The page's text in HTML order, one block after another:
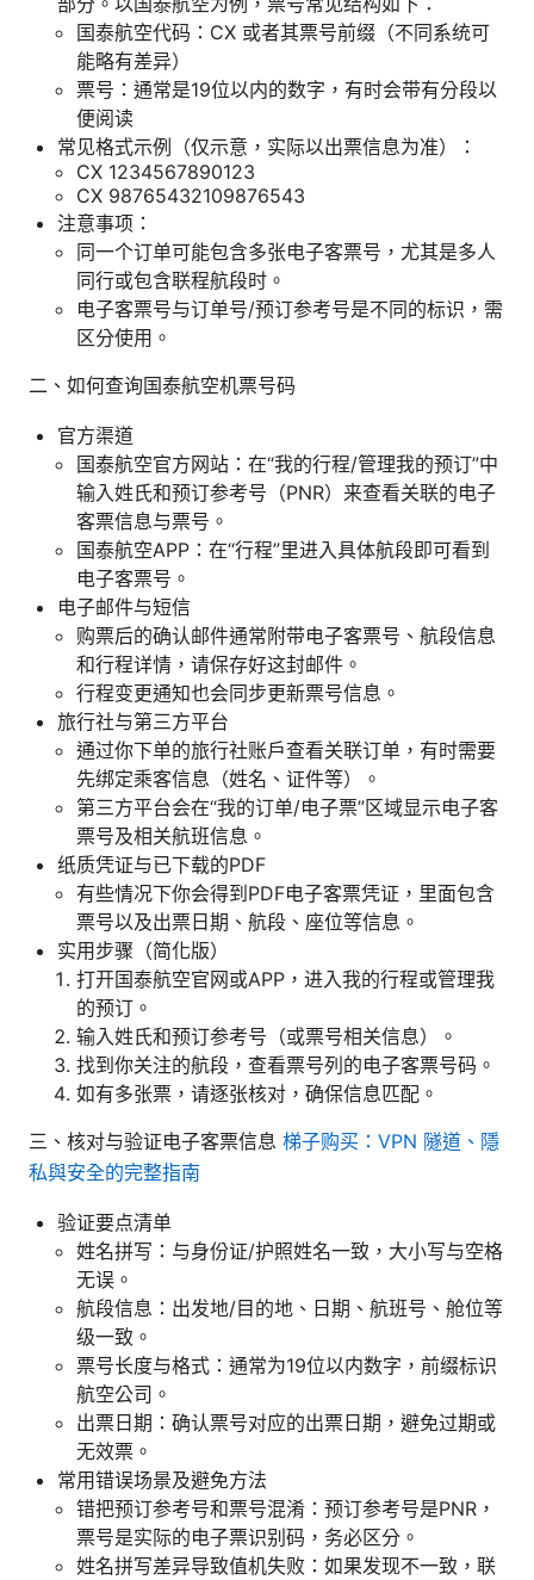
国泰航空代码：CX 或者其票号前缀（不同系统可
能略有差异）
票号：通常是19位以内的数字，有时会带有分段以
便阅读
常见格式示例（仅示意，实际以出票信息为准）：
CX 1234567890123
CX 98765432109876543
注意事项：
同一个订单可能包含多张电子客票号，尤其是多人
同行或包含联程航段时。
电子客票号与订单号/预订参考号是不同的标识，需
区分使用。
二、如何查询国泰航空机票号码
官方渠道
国泰航空官方网站：在“我的行程/管理我的预订”中
输入姓氏和预订参考号（PNR）来查看关联的电子
客票信息与票号。
国泰航空APP：在“行程”里进入具体航段即可看到
电子客票号。
电子邮件与短信
购票后的确认邮件通常附带电子客票号、航段信息
和行程详情，请保存好这封邮件。
行程变更通知也会同步更新票号信息。
旅行社与第三方平台
通过你下单的旅行社账户查看关联订单，有时需要
先绑定乘客信息（姓名、证件等）。
第三方平台会在“我的订单/电子票”区域显示电子客
票号及相关航班信息。
纸质凭证与已下载的PDF
有些情况下你会得到PDF电子客票凭证，里面包含
票号以及出票日期、航段、座位等信息。
实用步骤（简化版）
打开国泰航空官网或APP，进入我的行程或管理我
的预订。
输入姓氏和预订参考号（或票号相关信息）。
找到你关注的航段，查看票号列的电子客票号码。
如有多张票，请逐张核对，确保信息匹配。
三、核对与验证电子客票信息 梯子购买：VPN 隧道、隱
私與安全的完整指南
验证要点清单
姓名拼写：与身份证/护照姓名一致，大小写与空格
无误。
航段信息：出发地/目的地、日期、航班号、舱位等
级一致。
票号长度与格式：通常为19位以内数字，前缀标识
航空公司。
出票日期：确认票号对应的出票日期，避免过期或
无效票。
常用错误场景及避免方法
错把预订参考号和票号混淆：预订参考号是PNR，
票号是实际的电子票识别码，务必区分。
姓名拼写差异导致值机失败：如果发现不一致，联